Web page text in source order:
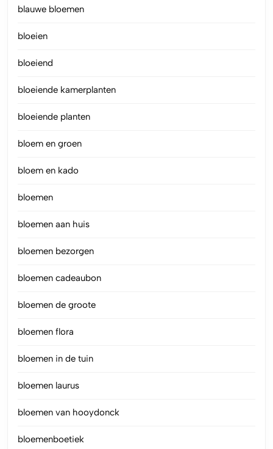
blauwe bloemen
bloeien
bloeiend
bloeiende kamerplanten
bloeiende planten
bloem en groen
bloem en kado
bloemen
bloemen aan huis
bloemen bezorgen
bloemen cadeaubon
bloemen de groote
bloemen flora
bloemen in de tuin
bloemen laurus
bloemen van hooydonck
bloemenboetiek